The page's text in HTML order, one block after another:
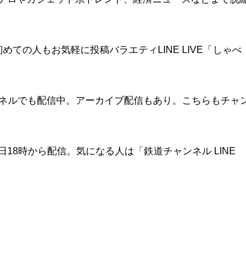
ての人もお気軽に投稿バラエティLINE LIVE「しゃべ
ルでも配信中。アーカイブ配信もあり。こちらもチャ
18時から配信。気になる人は「鉄道チャンネル LINE